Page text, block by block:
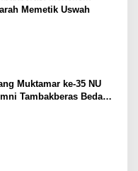
Memetik Uswah
Muktamar ke-35 NU
Tambakberas Bedah